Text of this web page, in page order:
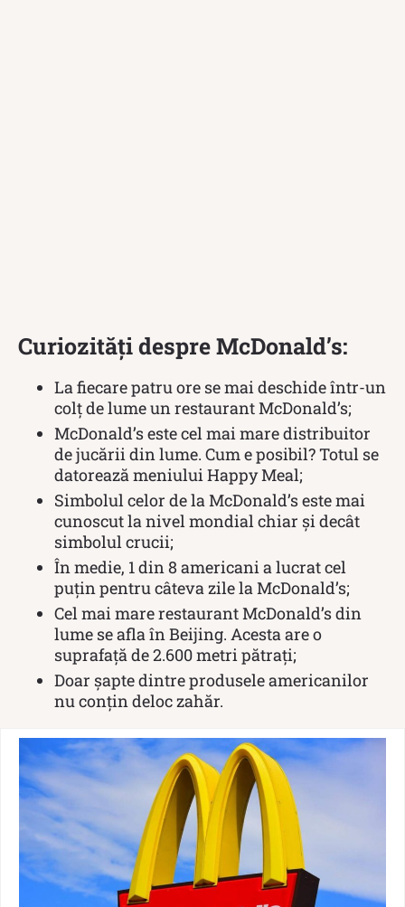
Curiozități despre McDonald’s:
La fiecare patru ore se mai deschide într-un
colț de lume un restaurant McDonald’s;
McDonald’s este cel mai mare distribuitor
de jucării din lume. Cum e posibil? Totul se
datorează meniului Happy Meal;
Simbolul celor de la McDonald’s este mai
cunoscut la nivel mondial chiar și decât
simbolul crucii;
În medie, 1 din 8 americani a lucrat cel
puțin pentru câteva zile la McDonald’s;
Cel mai mare restaurant McDonald’s din
lume se afla în Beijing. Acesta are o
suprafață de 2.600 metri pătrați;
Doar șapte dintre produsele americanilor
nu conțin deloc zahăr.